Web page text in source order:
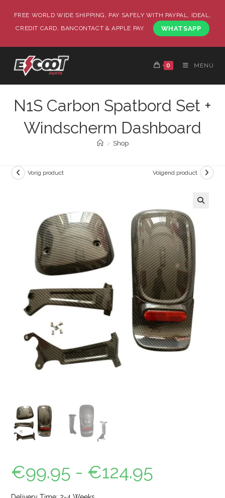
FREE WORLD WIDE SHIPPING, PAY SAFELY WITH PAYPAL, IDEAL,
CREDIT CARD, BANCONTACT & APPLE PAY.
WHATSAPP
0 MENU
N1S Carbon Spatbord Set +
Windscherm Dashboard
> Shop
Vorig product Volgend product
€99.95 - €124.95